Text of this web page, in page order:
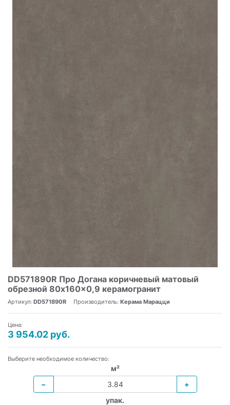
DD571890R Про Догана коричневый матовый
обрезной 80x160x0,9 керамогранит
Артикул: DD571890R Производитель: Керама Марацци
Цена:
3 954.02 руб.
Выберите необходимое количество:
м²
−
+
упак.